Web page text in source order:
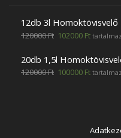
12db 3l Homoktövisvelő
120000Ft 102000 Ft
20db 1,5l
120000Ft 100000 Ft